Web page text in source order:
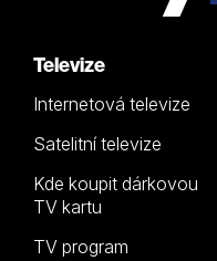
Televize
Internetová televize
Satelitní televize
Kde koupit dárkovou
TV kartu
TV program